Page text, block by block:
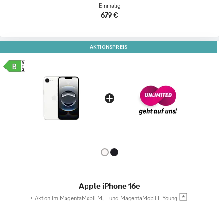
Einmalig
679 €
AKTIONSPREIS
Apple iPhone 16e
+ Aktion im MagentaMobil M, L und MagentaMobil L Young